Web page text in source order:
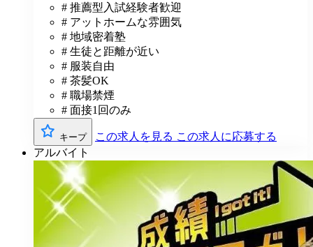
# 推薦型入試経験者歓迎
# アットホームな雰囲気
# 地域密着塾
# 生徒と距離が近い
# 服装自由
# 茶髪OK
# 職場禁煙
# 面接1回のみ
キープ この求人を見る この求人に応募する
アルバイト